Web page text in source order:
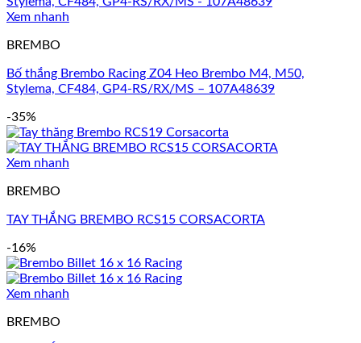
Xem nhanh
BREMBO
Bố thắng Brembo Racing Z04 Heo Brembo M4, M50,
Stylema, CF484, GP4-RS/RX/MS – 107A48639
-35%
Xem nhanh
BREMBO
TAY THẮNG BREMBO RCS15 CORSACORTA
-16%
Xem nhanh
BREMBO